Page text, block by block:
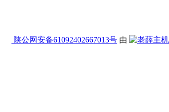
陕公网安备61092402667013号 由